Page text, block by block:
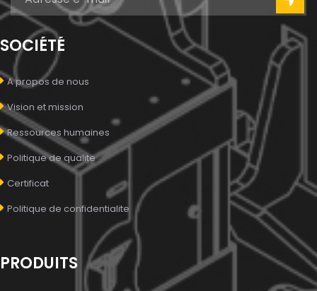
SOCIÉTÉ
A propos de nous
Vision et mission
Ressources humaines
Politique de qualite
Certificat
Politique de confidentialite
PRODUITS